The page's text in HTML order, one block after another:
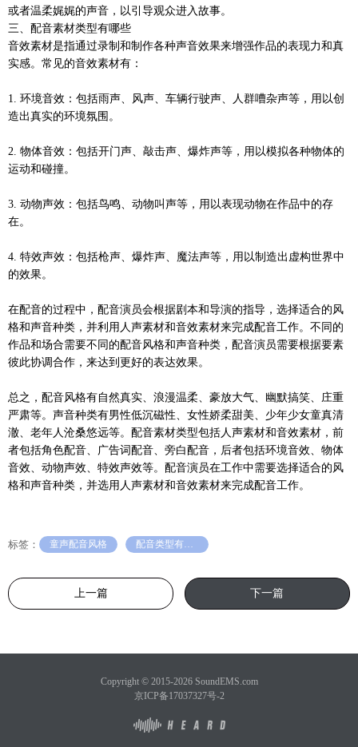
或者温柔娓娓的声音，以引导观众进入故事。
三、配音素材类型有哪些
音效素材是指通过录制和制作各种声音效果来增强作品的表现力和真
实感。常见的音效素材有：
1. 环境音效：包括雨声、风声、车辆行驶声、人群嘈杂声等，用以创
造出真实的环境氛围。
2. 物体音效：包括开门声、敲击声、爆炸声等，用以模拟各种物体的
运动和碰撞。
3. 动物声效：包括鸟鸣、动物叫声等，用以表现动物在作品中的存
在。
4. 特效声效：包括枪声、爆炸声、魔法声等，用以制造出虚构世界中
的效果。
在配音的过程中，配音演员会根据剧本和导演的指导，选择适合的风
格和声音种类，并利用人声素材和音效素材来完成配音工作。不同的
作品和场合需要不同的配音风格和声音种类，配音演员需要根据要素
彼此协调合作，来达到更好的表达效果。
总之，配音风格有自然真实、浪漫温柔、豪放大气、幽默搞笑、庄重
严肃等。声音种类有男性低沉磁性、女性娇柔甜美、少年少女童真清
澈、老年人沧桑悠远等。配音素材类型包括人声素材和音效素材，前
者包括角色配音、广告词配音、旁白配音，后者包括环境音效、物体
音效、动物声效、特效声效等。配音演员在工作中需要选择适合的风
格和声音种类，并选用人声素材和音效素材来完成配音工作。
标签： 童声配音风格 配音类型有哪些
上一篇 下一篇
Copyright © 2015-2026 SoundEMS.com
京ICP备17037327号-2